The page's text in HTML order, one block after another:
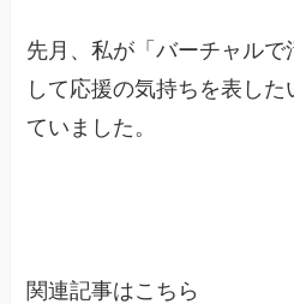
先月、私が「バーチャル
して応援の気持ちを表し
ていました。
関連記事はこちら